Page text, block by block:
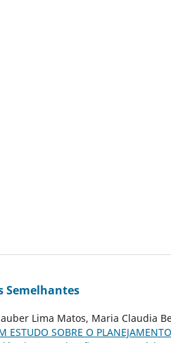
Semelhantes
Lima Matos, Maria Claudia
ESTUDO SOBRE O